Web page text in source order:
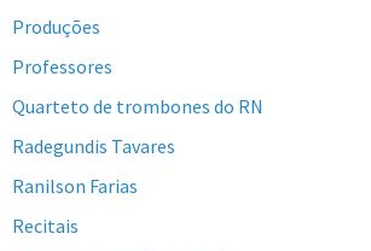
Produções
Professores
Quarteto de trombones do RN
Radegundis Tavares
Ranilson Farias
Recitais